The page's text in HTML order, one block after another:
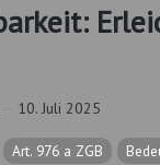
10. Juli 2025
Art. 976 a ZGB